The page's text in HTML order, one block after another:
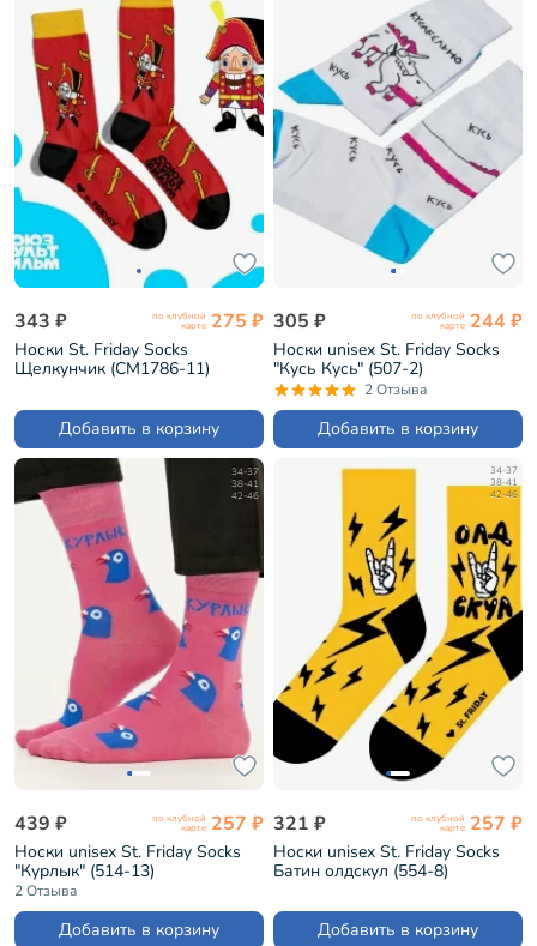
343 ₽ по клубной
карте 275 ₽
Носки St. Friday Socks
Щелкунчик (СМ1786-11)
Добавить в корзину
305 ₽ по клубной
карте 244 ₽
Носки unisex St. Friday Socks
"Кусь Кусь" (507-2)
2 Отзыва
Добавить в корзину
34-37
38-41
42-46
439 ₽ по клубной
карте 257 ₽
Носки unisex St. Friday Socks
"Курлык" (514-13)
2 Отзыва
Добавить в корзину
34-37
38-41
42-46
321 ₽ по клубной
карте 257 ₽
Носки unisex St. Friday Socks
Батин олдскул (554-8)
Добавить в корзину